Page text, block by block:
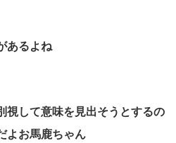
あるよね
視して意味を見出そうとするの
よお馬鹿ちゃん